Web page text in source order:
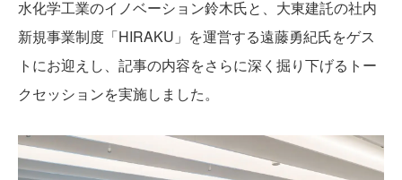
水化学工業のイノベーション鈴木氏と、大東建託の社内
新規事業制度「HIRAKU」を運営する遠藤勇紀氏をゲス
トにお迎えし、記事の内容をさらに深く掘り下げるトー
クセッションを実施しました。